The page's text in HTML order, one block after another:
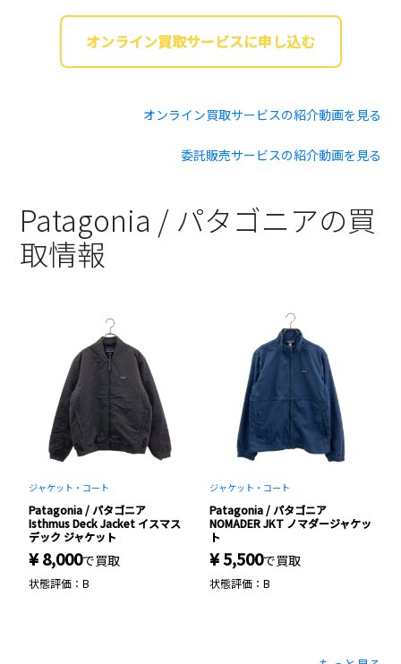
オンライン買取サービスに申し込む
オンライン買取サービスの紹介動画を見る
委託販売サービスの紹介動画を見る
Patagonia / パタゴニアの買
取情報
ジャケット・コート
Patagonia / パタゴニア
Isthmus Deck Jacket イスマス
デック ジャケット
¥ 8,000で買取
状態評価：B
ジャケット・コート
Patagonia / パタゴニア
NOMADER JKT ノマダージャケッ
ト
¥ 5,500で買取
状態評価：B